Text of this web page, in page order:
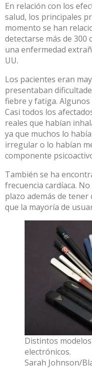
En relación con los
salud, los principales
momento se han
detectarse más de 300
una enfermedad
UU.
Los pacientes eran
presentaban
fiebre y fatiga.
Casi todos los
reales que habían
ya que muchos lo
irregular o lo habían
componente
También se ha
frecuencia cardíaca.
plazo además de
que la mayoría de
Distintos
electrónicos.
Sarah Johnson/